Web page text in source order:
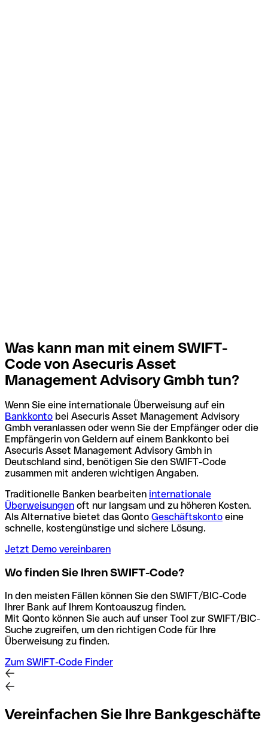
Was kann man mit einem SWIFT-
Code von Asecuris Asset
Management Advisory Gmbh tun?
Wenn Sie eine internationale Überweisung auf ein
Bankkonto bei Asecuris Asset Management Advisory
Gmbh veranlassen oder wenn Sie der Empfänger oder die
Empfängerin von Geldern auf einem Bankkonto bei
Asecuris Asset Management Advisory Gmbh in
Deutschland sind, benötigen Sie den SWIFT-Code
zusammen mit anderen wichtigen Angaben.
Traditionelle Banken bearbeiten internationale
Überweisungen oft nur langsam und zu höheren Kosten.
Als Alternative bietet das Qonto Geschäftskonto eine
schnelle, kostengünstige und sichere Lösung.
Jetzt Demo vereinbaren
Wo finden Sie Ihren SWIFT-Code?
In den meisten Fällen können Sie den SWIFT/BIC-Code
Ihrer Bank auf Ihrem Kontoauszug finden.
Mit Qonto können Sie auch auf unser Tool zur SWIFT/BIC-
Suche zugreifen, um den richtigen Code für Ihre
Überweisung zu finden.
Zum SWIFT-Code Finder
Vereinfachen Sie Ihre Bankgeschäfte